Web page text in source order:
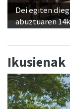
Dei egiten
abuztuaren
Ikusienak